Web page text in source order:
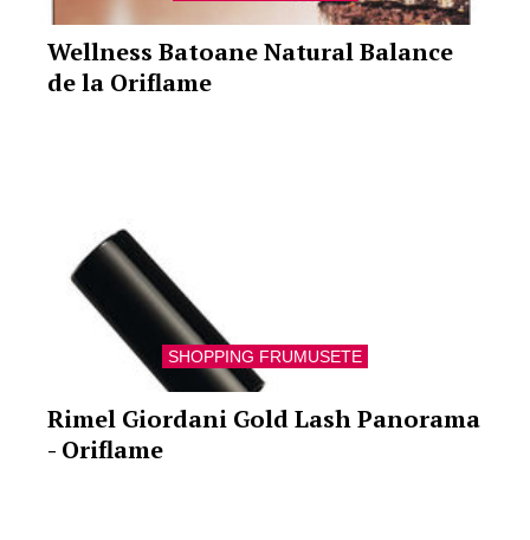
Wellness Batoane Natural Balance
de la Oriflame
SHOPPING FRUMUSETE
Rimel Giordani Gold Lash Panorama
- Oriflame